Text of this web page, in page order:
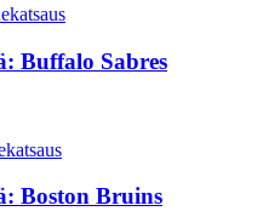
Buffalo Sabres
Boston Bruins